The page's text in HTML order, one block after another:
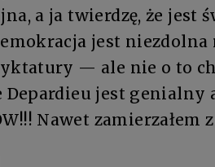
a ja twierdzę, że jest
jest niezdolna
— ale nie o to
Depardieu jest genialny
Nawet